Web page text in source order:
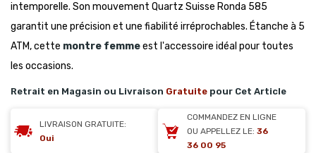
intemporelle. Son mouvement Quartz Suisse Ronda 585
garantit une précision et une fiabilité irréprochables. Étanche à 5
ATM, cette montre femmeest l'accessoire idéal pour toutes
les occasions.
Retrait en Magasin ou Livraison Gratuite pour Cet Article
LIVRAISON GRATUITE:
Oui
COMMANDEZ EN LIGNE
OU APPELLEZ LE: 36
36 00 95